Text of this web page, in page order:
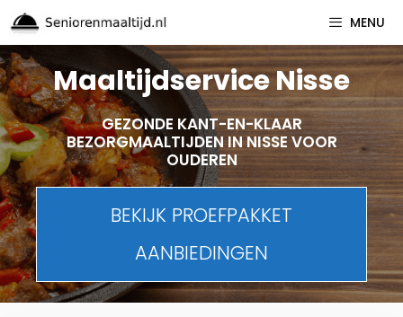
Spring
naar
inhoud
MENU
Maaltijdservice Nisse
GEZONDE KANT-EN-KLAAR
BEZORGMAALTIJDEN IN NISSE VOOR
OUDEREN
BEKIJK PROEFPAKKET
AANBIEDINGEN